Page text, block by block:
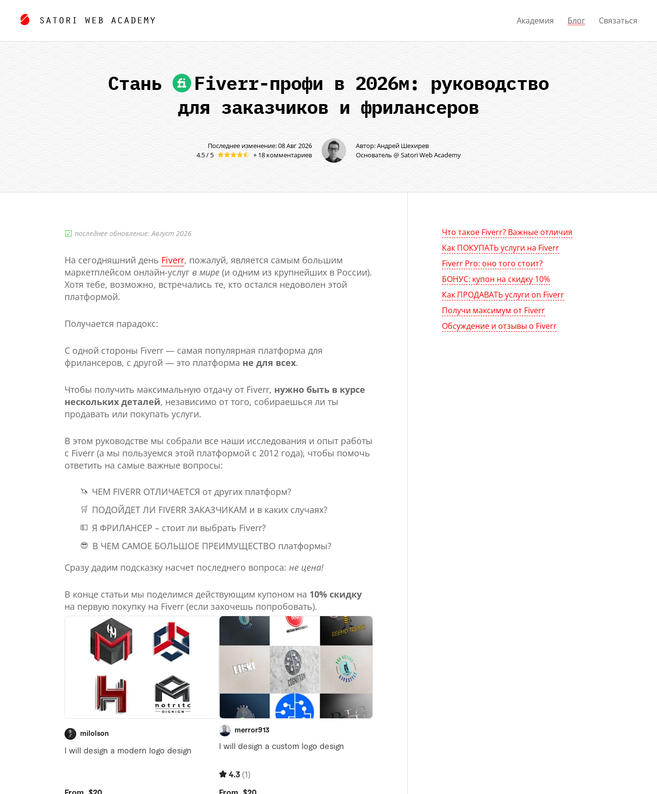
Академия Блог Связаться
Стань Fiverr-профи в 2026м: руководство
для заказчиков и фрилансеров
Последнее изменение: 08 Авг 2026
4.5 / 5
+ 18 комментариев
Автор: Андрей Шехирев
Основатель @ Satori Web Academy
☑︎ последнее обновление: Август 2026
На сегодняшний день Fiverr, пожалуй, является самым большим
маркетплейсом онлайн-услуг в мире (и одним из крупнейших в России).
Хотя тебе, возможно, встречались те, кто остался недоволен этой
платформой.
Получается парадокс:
С одной стороны Fiverr — самая популярная платформа для
фрилансеров, с другой — это платформа не для всех.
Чтобы получить максимальную отдачу от Fiverr, нужно быть в курсе
нескольких деталей, независимо от того, собираешься ли ты
продавать или покупать услуги.
В этом руководстве мы собрали все наши исследования и опыт работы
с Fiverr (а мы пользуемся этой платформой с 2012 года), чтобы помочь
ответить на самые важные вопросы:
🦄 ЧЕМ FIVERR ОТЛИЧАЕТСЯ от других платформ?
🛒 ПОДОЙДЕТ ЛИ FIVERR ЗАКАЗЧИКАМ и в каких случаях?
💵 Я ФРИЛАНСЕР – стоит ли выбрать Fiverr?
😎 В ЧЕМ САМОЕ БОЛЬШОЕ ПРЕИМУЩЕСТВО платформы?
Сразу дадим подсказку насчет последнего вопроса: не цена!
В конце статьи мы поделимся действующим купоном на 10% скидку
на первую покупку на Fiverr (если захочешь попробовать).
Что такое Fiverr? Важные отличия
Как ПОКУПАТЬ услуги на Fiverr
Fiverr Pro: оно того стоит?
БОНУС: купон на скидку 10%
Как ПРОДАВАТЬ услуги on Fiverr
Получи максимум от Fiverr
Обсуждение и отзывы о Fiverr